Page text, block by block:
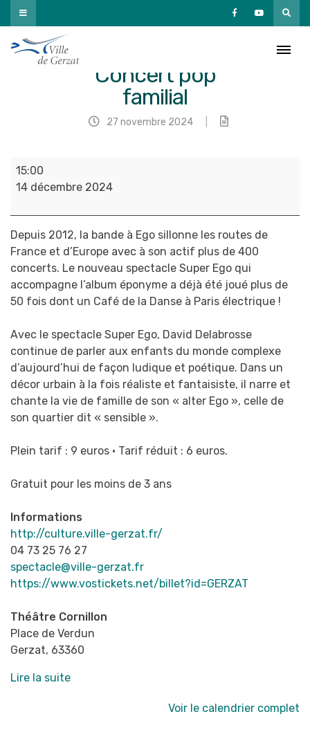
Passer
au
contenu
Concert pop
familial
27 novembre 2024
Super
Ego
Concert
pop
familial
15:00
14 décembre 2024
Depuis 2012, la bande à Ego sillonne les routes de
France et d’Europe avec à son actif plus de 400
concerts. Le nouveau spectacle Super Ego qui
accompagne l’album éponyme a déjà été joué plus de
50 fois dont un Café de la Danse à Paris électrique !
Avec le spectacle Super Ego, David Delabrosse
continue de parler aux enfants du monde complexe
d’aujourd’hui de façon ludique et poétique. Dans un
décor urbain à la fois réaliste et fantaisiste, il narre et
chante la vie de famille de son « alter Ego », celle de
son quartier dit « sensible ».
Plein tarif : 9 euros • Tarif réduit : 6 euros.
Gratuit pour les moins de 3 ans
Informations
http://culture.ville-gerzat.fr/
04 73 25 76 27
spectacle@ville-gerzat.fr
https://www.vostickets.net/billet?id=GERZAT
Théâtre Cornillon
Place de Verdun
Gerzat, 63360
Lire la suite
Voir le calendrier complet